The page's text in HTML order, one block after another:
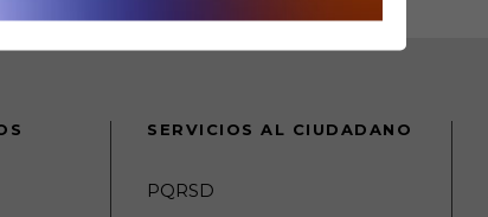
SERVICIOS AL CIUDADANO
PQRSD